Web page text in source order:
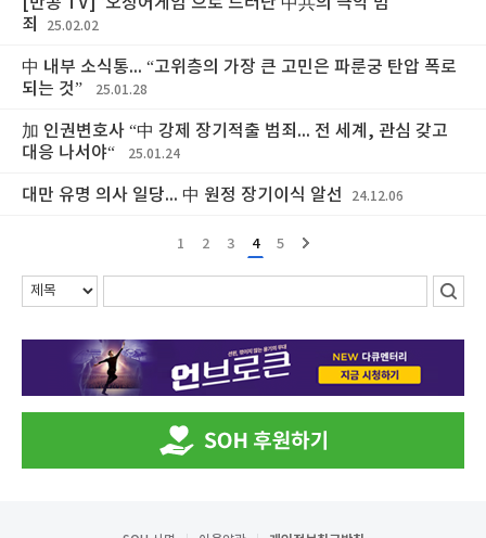
죄
25.02.02
中 내부 소식통... “고위층의 가장 큰 고민은 파룬궁 탄압 폭로
되는 것”
25.01.28
加 인권변호사 “中 강제 장기적출 범죄... 전 세계, 관심 갖고
대응 나서야“
25.01.24
대만 유명 의사 일당... 中 원정 장기이식 알선 24.12.06
1 2 3 4 5